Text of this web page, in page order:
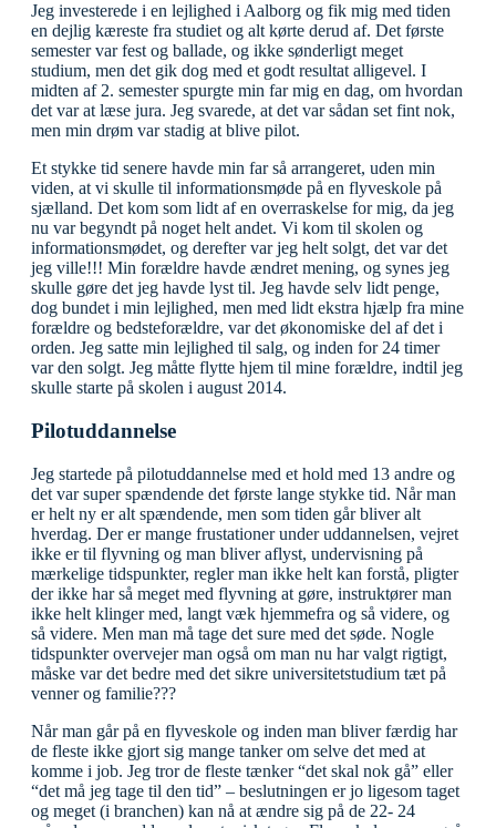
Jeg investerede i en lejlighed i Aalborg og fik mig med tiden
en dejlig kæreste fra studiet og alt kørte derud af. Det første
semester var fest og ballade, og ikke sønderligt meget
studium, men det gik dog med et godt resultat alligevel. I
midten af 2. semester spurgte min far mig en dag, om hvordan
det var at læse jura. Jeg svarede, at det var sådan set fint nok,
men min drøm var stadig at blive pilot.
Et stykke tid senere havde min far så arrangeret, uden min
viden, at vi skulle til informationsmøde på en flyveskole på
sjælland. Det kom som lidt af en overraskelse for mig, da jeg
nu var begyndt på noget helt andet. Vi kom til skolen og
informationsmødet, og derefter var jeg helt solgt, det var det
jeg ville!!! Min forældre havde ændret mening, og synes jeg
skulle gøre det jeg havde lyst til. Jeg havde selv lidt penge,
dog bundet i min lejlighed, men med lidt ekstra hjælp fra mine
forældre og bedsteforældre, var det økonomiske del af det i
orden. Jeg satte min lejlighed til salg, og inden for 24 timer
var den solgt. Jeg måtte flytte hjem til mine forældre, indtil jeg
skulle starte på skolen i august 2014.
Pilotuddannelse
Jeg startede på pilotuddannelse med et hold med 13 andre og
det var super spændende det første lange stykke tid. Når man
er helt ny er alt spændende, men som tiden går bliver alt
hverdag. Der er mange frustationer under uddannelsen, vejret
ikke er til flyvning og man bliver aflyst, undervisning på
mærkelige tidspunkter, regler man ikke helt kan forstå, pligter
der ikke har så meget med flyvning at gøre, instruktører man
ikke helt klinger med, langt væk hjemmefra og så videre, og
så videre. Men man må tage det sure med det søde. Nogle
tidspunkter overvejer man også om man nu har valgt rigtigt,
måske var det bedre med det sikre universitetstudium tæt på
venner og familie???
Når man går på en flyveskole og inden man bliver færdig har
de fleste ikke gjort sig mange tanker om selve det med at
komme i job. Jeg tror de fleste tænker “det skal nok gå” eller
“det må jeg tage til den tid” – beslutningen er jo ligesom taget
og meget (i branchen) kan nå at ændre sig på de 22- 24